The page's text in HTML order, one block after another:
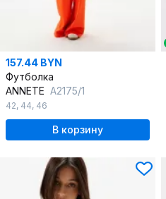
157.44 BYN
Футболка
ANNETE A2175/1
42, 44, 46
В корзину